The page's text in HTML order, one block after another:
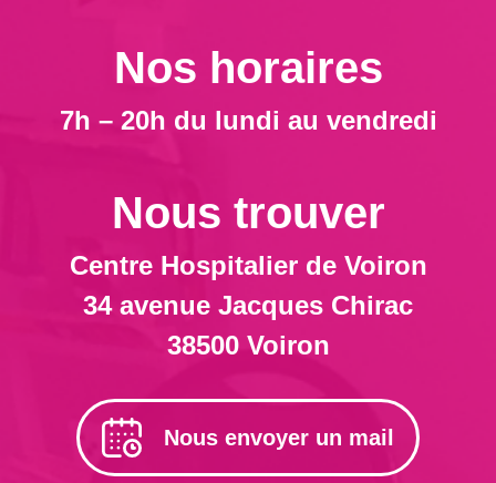
Nos horaires
7h – 20h du lundi au vendredi
Nous trouver
Centre Hospitalier de Voiron
34 avenue Jacques Chirac
38500 Voiron
Nous envoyer un mail